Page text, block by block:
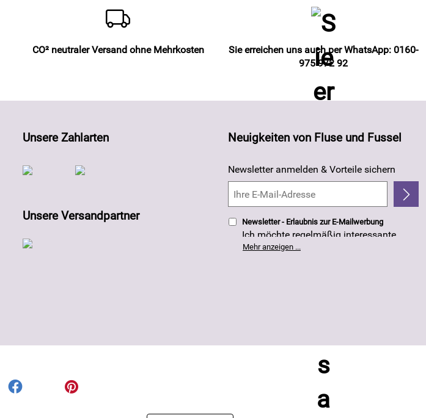
CO² neutraler Versand ohne Mehrkosten
Sie erreichen uns auch per WhatsApp: 0160-
975 972 92
Unsere Zahlarten
Unsere Versandpartner
Neuigkeiten von Fluse und Fussel
Newsletter anmelden & Vorteile sichern
Newsletter - Erlaubnis zur E-Mailwerbung
Ich möchte regelmäßig interessante
Angebote per E-Mail erhalten. Meine E-
Mail-Adresse wird nicht an andere
Mehr anzeigen ...